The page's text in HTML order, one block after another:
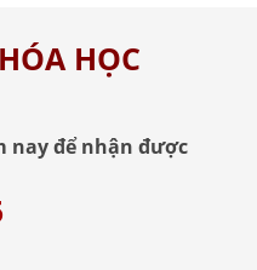
HỌC
nay để nhận được